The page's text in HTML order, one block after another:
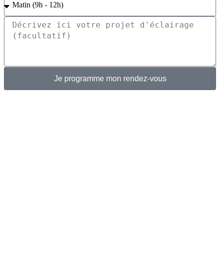
Je programme mon rendez-vous